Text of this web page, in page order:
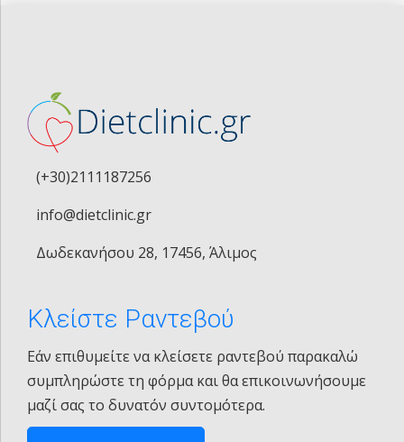
(+30)2111187256
info@dietclinic.gr
Δωδεκανήσου 28, 17456, Άλιμος
Κλείστε Ραντεβού
Εάν επιθυμείτε να κλείσετε ραντεβού παρακαλώ
συμπληρώστε τη φόρμα και θα επικοινωνήσουμε
μαζί σας το δυνατόν συντομότερα.